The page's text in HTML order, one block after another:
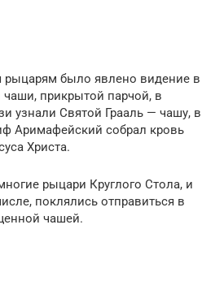
было явлено видение в
чаши, прикрытой парчой, в
узнали Святой Грааль — чашу, в
Аримафейский собрал кровь
Христа.
рыцари Круглого Стола, и
поклялись отправиться в
чашей.